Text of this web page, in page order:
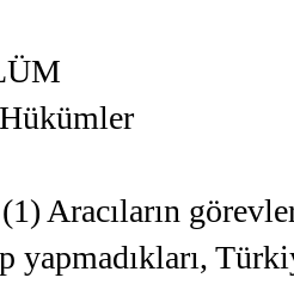
Aracıların
yapmadıkları,